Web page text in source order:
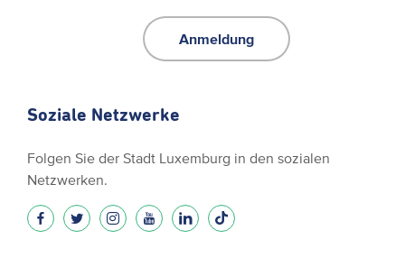
Anmeldung
Soziale Netzwerke
Folgen Sie der Stadt Luxemburg in den sozialen
Netzwerken.